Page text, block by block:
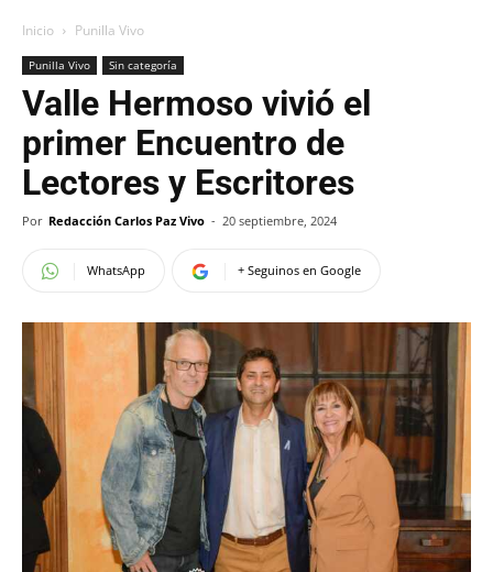
Inicio Punilla Vivo
Punilla Vivo Sin categoría
Valle Hermoso vivió el
primer Encuentro de
Lectores y Escritores
Por Redacción Carlos Paz Vivo - 20 septiembre, 2024
WhatsApp + Seguinos en Google